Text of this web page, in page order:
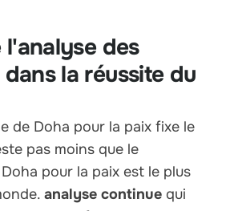
l'analyse des
la réussite du
de Doha pour la paix fixe le
pas moins que le
pour la paix est le plus
analyse continue qui